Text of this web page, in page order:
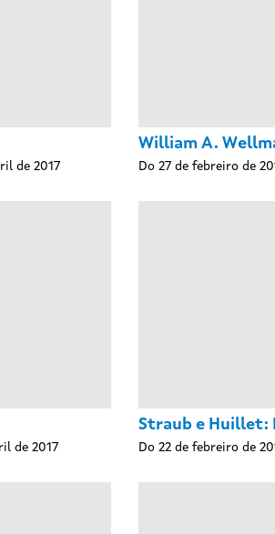
de 2017
William A.
Do 27 de febreiro de
de 2017
Straub e Huillet:
Do 22 de febreiro de